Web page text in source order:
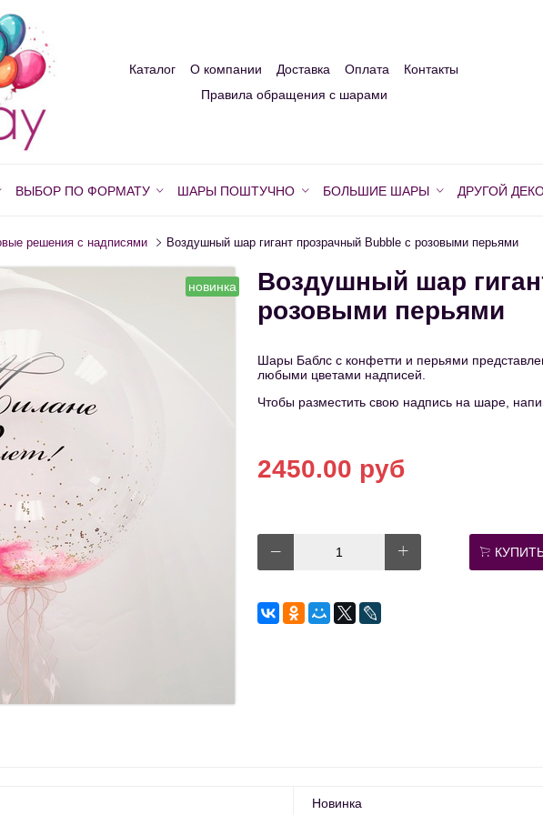
Каталог О компании Доставка Оплата
Контакты
Правила обращения с шарами
ВЫБОР ПО ФОРМАТУ ШАРЫ ПОШТУЧНО БОЛЬШИЕ ШАРЫ ДРУГОЙ
решения с надписями Воздушный шар гигант прозрачный Bubble с розовыми перьями
новинка
Воздушный шар
розовыми перьями
Шары Баблс с конфетти и перьями
любыми цветами надписей.
Чтобы разместить свою надпись на шаре,
2450.00 руб
Новинка